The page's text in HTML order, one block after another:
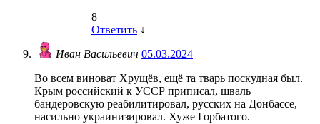
8
Ответить ↓
Иван Васильевич 05.03.2024
Во всем виноват Хрущёв, ещё та тварь поскудная был.
Крым российский к УССР приписал, шваль
бандеровскую реабилитировал, русских на Донбассе,
насильно украинизировал. Хуже Горбатого.